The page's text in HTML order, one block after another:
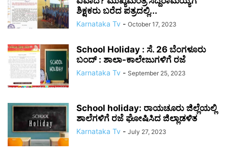
ಶಿಕ್ಷಕರು ಬರೆದ ಪತ್ರದಲ್ಲಿ...
Karnataka Tv - October 17, 2023
School Holiday : ಸೆ. 26 ಬೆಂಗಳೂರು
ಬಂದ್ : ಶಾಲಾ-ಕಾಲೇಜುಗಳಿಗೆ ರಜೆ
Karnataka Tv - September 25, 2023
School holiday: ರಾಯಚೂರು ಜಿಲ್ಲೆಯಲ್ಲಿ
ಶಾಲೆಗಳಿಗೆ ರಜೆ ಘೋಷಿಸಿದ ಜಿಲ್ಲಾಡಳಿತ
Karnataka Tv - July 27, 2023